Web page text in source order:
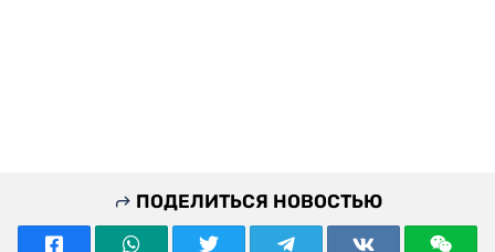
ПОДЕЛИТЬСЯ НОВОСТЬЮ